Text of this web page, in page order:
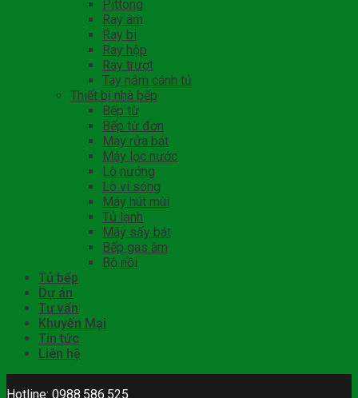
Pittong
Ray âm
Ray bi
Ray hộp
Ray trượt
Tay nắm cánh tủ
Thiết bị nhà bếp
Bếp từ
Bếp từ đơn
Máy rửa bát
Máy lọc nước
Lò nướng
Lò vi sóng
Máy hút mùi
Tủ lạnh
Máy sấy bát
Bếp gas âm
Bộ nồi
Tủ bếp
Dự án
Tư vấn
Khuyến Mại
Tin tức
Liên hệ
Hotline: 0988.586.525